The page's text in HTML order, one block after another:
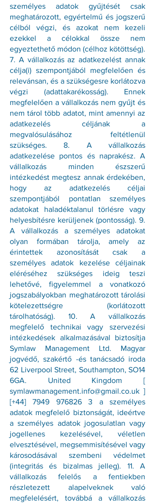
személyes adatok gyűjtését csak
meghatározott, egyértelmű és jogszerű
célból végzi, és azokat nem kezeli
ezekkel a célokkal össze nem
egyeztethető módon (célhoz kötöttség).
7. A vállalkozás az adatkezelést annak
célja(i) szempontjából megfelelően és
relevánsan, és a szükségesre korlátozva
végzi (adattakarékosság). Ennek
megfelelően a vállalkozás nem gyűjt és
nem tárol több adatot, mint amennyi az
adatkezelés céljának a
megvalósulásához feltétlenül
szükséges. 8. A vállalkozás
adatkezelése pontos és naprakész. A
vállalkozás minden észszerű
intézkedést megtesz annak érdekében,
hogy az adatkezelés céljai
szempontjából pontatlan személyes
adatokat haladéktalanul törlésre vagy
helyesbítésre kerüljenek (pontosság). 9.
A vállalkozás a személyes adatokat
olyan formában tárolja, amely az
érintettek azonosítását csak a
személyes adatok kezelése céljainak
eléréséhez szükséges ideig teszi
lehetővé, figyelemmel a vonatkozó
jogszabályokban meghatározott tárolási
kötelezettségre (korlátozott
tárolhatóság). 10. A vállalkozás
megfelelő technikai vagy szervezési
intézkedések alkalmazásával biztosítja
Symlaw Management Ltd. Magyar
jogvédő, szakértő -és tanácsadó iroda
62 Liverpool Street, Southampton, SO14
6GA. United Kingdom [
symlawmanagement.info@gmail.co.uk ]
[+44]7949 976826 3 a személyes
adatok megfelelő biztonságát, ideértve
a személyes adatok jogosulatlan vagy
jogellenes kezelésével, véletlen
elvesztésével, megsemmisítésével vagy
károsodásával szembeni védelmet
(integritás és bizalmas jelleg). 11. A
vállalkozás felelős a fentiekben
részletezett alapelveknek való
megfelelésért, továbbá a vállalkozás